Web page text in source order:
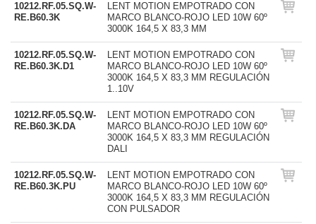
10212.RF.05.SQ.W-
RE.B60.3K
LENT MOTION EMPOTRADO CON
MARCO BLANCO-ROJO LED 10W 60º
3000K 164,5 X 83,3 MM
10212.RF.05.SQ.W-
RE.B60.3K.D1
LENT MOTION EMPOTRADO CON
MARCO BLANCO-ROJO LED 10W 60º
3000K 164,5 X 83,3 MM REGULACIÓN
1..10V
10212.RF.05.SQ.W-
RE.B60.3K.DA
LENT MOTION EMPOTRADO CON
MARCO BLANCO-ROJO LED 10W 60º
3000K 164,5 X 83,3 MM REGULACIÓN
DALI
10212.RF.05.SQ.W-
RE.B60.3K.PU
LENT MOTION EMPOTRADO CON
MARCO BLANCO-ROJO LED 10W 60º
3000K 164,5 X 83,3 MM REGULACIÓN
CON PULSADOR